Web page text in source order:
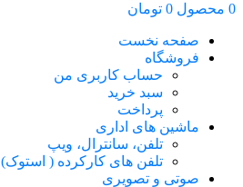
0 محصول 0 تومان
صفحه نخست
فروشگاه
حساب کاربری من
سبد خرید
پرداخت
ماشین های اداری
تلفن، سانترال، ویپ
تلفن های کارکرده ( استوک)
صوتی و تصویری